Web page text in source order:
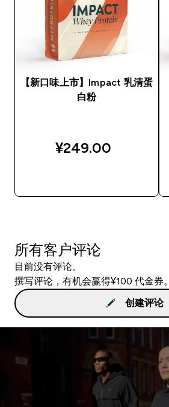
【新口味上市】Impact 乳清蛋
白粉
¥249.00‎
所有客户评论
目前没有评论。
撰写评论，有机会赢得¥100 代金券。
创建评论